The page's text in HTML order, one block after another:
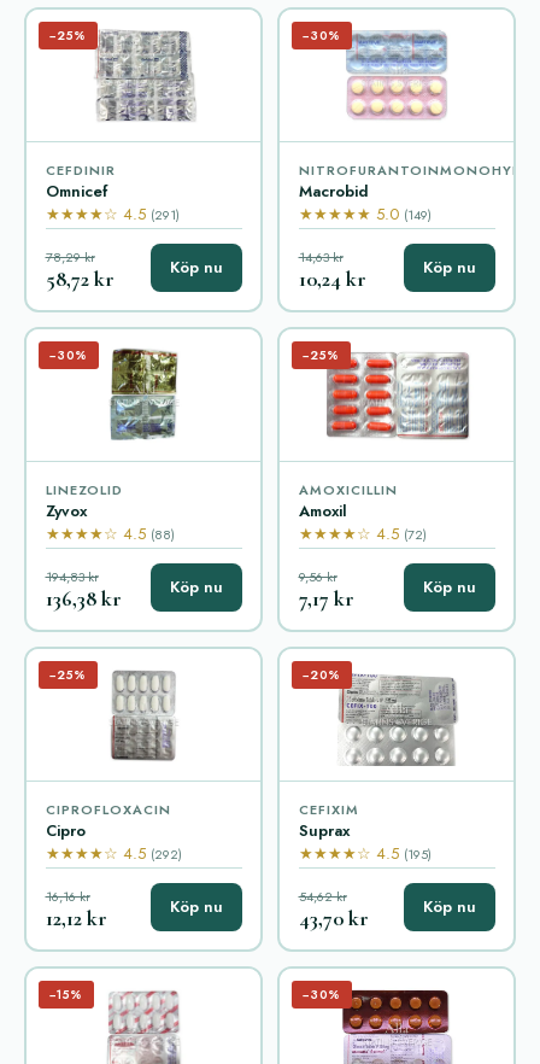
−25%
CEFDINIR
Omnicef
★★★★☆ 4.5 (291)
78,29 kr
58,72 kr Köp nu
−30%
Macrobid
★★★★★ 5.0 (149)
14,63 kr
10,24 kr Köp nu
−30%
LINEZOLID
Zyvox
★★★★☆ 4.5 (88)
194,83 kr
136,38 kr Köp nu
−25%
AMOXICILLIN
Amoxil
★★★★☆ 4.5 (72)
9,56 kr
7,17 kr Köp nu
−25%
CIPROFLOXACIN
Cipro
★★★★☆ 4.5 (292)
16,16 kr
12,12 kr Köp nu
−20%
CEFIXIM
Suprax
★★★★☆ 4.5 (195)
54,62 kr
43,70 kr Köp nu
−15% −30%